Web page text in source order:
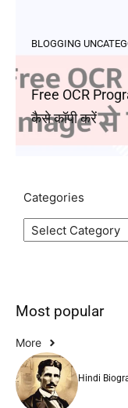
BLOGGING
Free OCR
कैसे कॉपी करें
Categories
Most popular
More
Hindi